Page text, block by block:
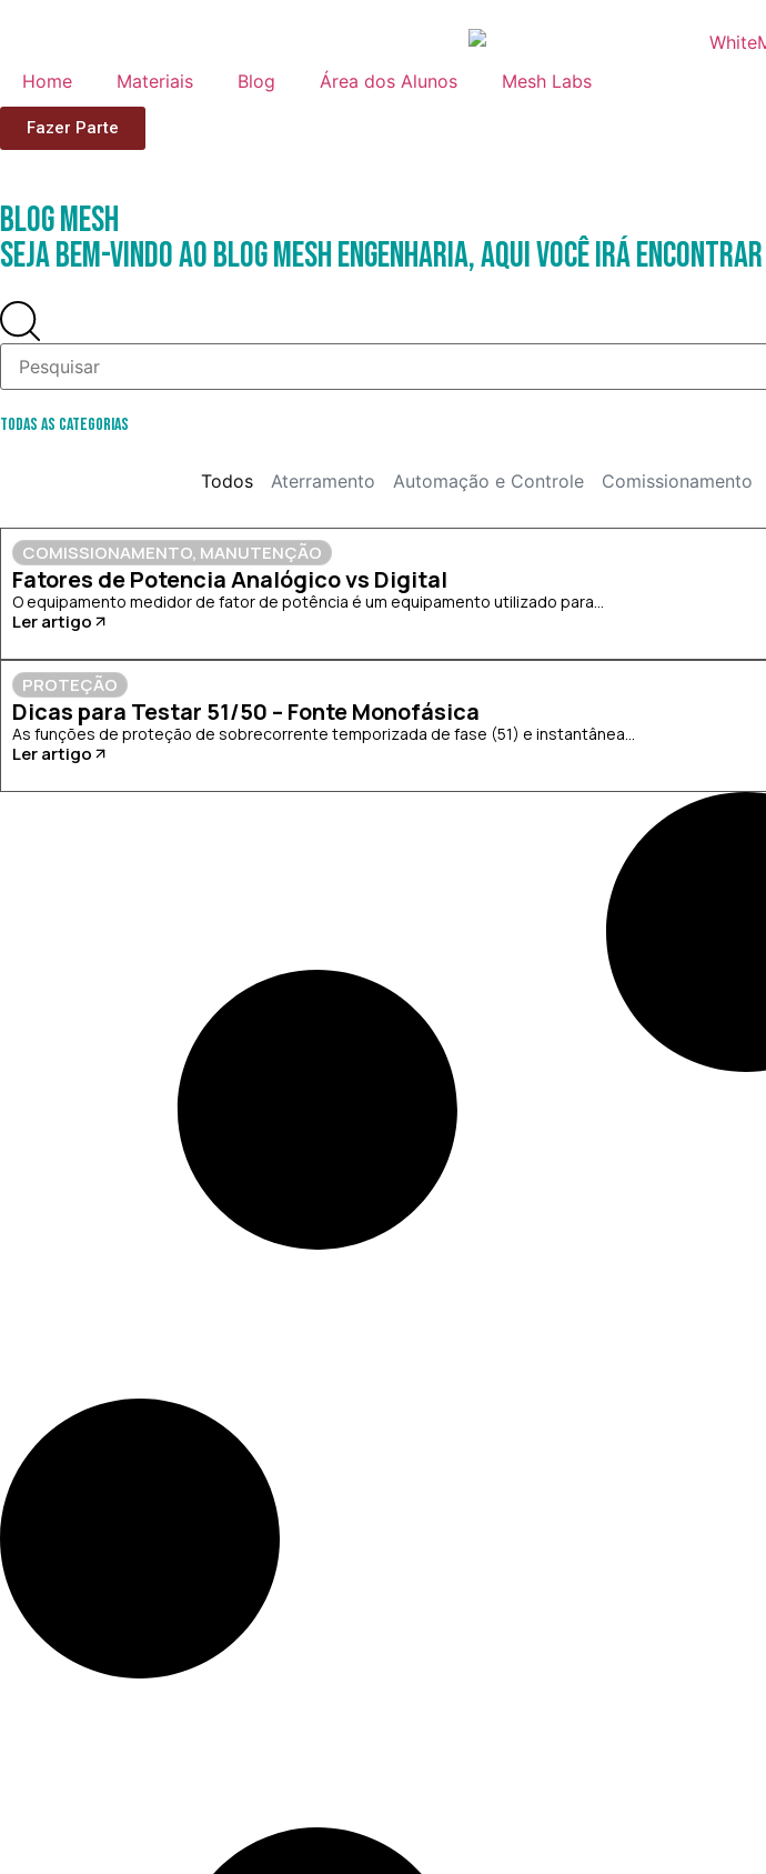
Home Materiais Blog Área dos Alunos Mesh Labs
Fazer Parte
BlogMesh
Seja Bem-Vindo ao Blog Mesh Engenharia, aqui você irá
Todas as Categorias
Aterramento Automação e Controle Comissionamento
Todos
COMISSIONAMENTO, MANUTENÇÃO
Fatores de Potencia Analógico vs Digital
O equipamento medidor de fator de potência é um equipamento utilizado para...
Ler artigo
PROTEÇÃO
Dicas para Testar 51/50 – Fonte Monofásica
As funções de proteção de sobrecorrente temporizada de fase (51) e instantânea...
Ler artigo